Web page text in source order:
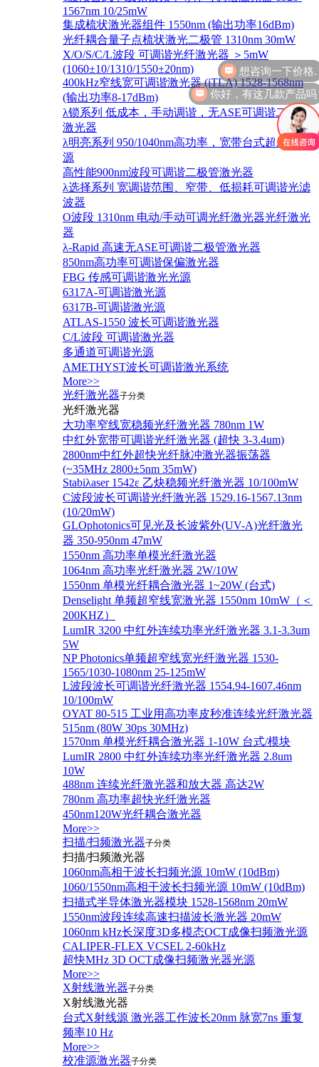
1567nm 10/25mW
集成梳状激光器组件 1550nm (输出功率16dBm)
光纤耦合量子点梳状激光二极管 1310nm 30mW
X/O/S/C/L波段 可调谐光纤激光器 ＞5mW
(1060±10/1310/1550±20nm)
400kHz窄线宽可调谐激光器 (iTLA) 1528-1568nm
(输出功率8-17dBm)
λ锁系列 低成本，手动调谐，无ASE可调谐二极管
激光器
λ明亮系列 950/1040nm高功率，宽带台式超发光光
源
高性能900nm波段可调谐二极管激光器
λ选择系列 宽调谐范围、窄带、低损耗可调谐光滤
波器
O波段 1310nm 电动/手动可调光纤激光器光纤激光
器
λ-Rapid 高速无ASE可调谐二极管激光器
850nm高功率可调谐保偏激光器
FBG 传感可调谐激光光源
6317A-可调谐激光源
6317B-可调谐激光源
ATLAS-1550 波长可调谐激光器
C/L波段 可调谐激光器
多通道可调谐光源
AMETHYST波长可调谐激光系统
More>>
光纤激光器子分类
光纤激光器
大功率窄线宽稳频光纤激光器 780nm 1W
中红外宽带可调谐光纤激光器 (超快 3-3.4um)
2800nm中红外超快光纤脉冲激光器振荡器
(~35MHz 2800±5nm 35mW)
Stabiλaser 1542ε 乙炔稳频光纤激光器 10/100mW
C波段波长可调谐光纤激光器 1529.16-1567.13nm
(10/20mW)
GLOphotonics可见光及长波紫外(UV-A)光纤激光
器 350-950nm 47mW
1550nm 高功率单模光纤激光器
1064nm 高功率光纤激光器 2W/10W
1550nm 单模光纤耦合激光器 1~20W (台式)
Denselight 单频超窄线宽激光器 1550nm 10mW（＜
200KHZ）
LumIR 3200 中红外连续功率光纤激光器 3.1-3.3um
5W
NP Photonics单频超窄线宽光纤激光器 1530-
1565/1030-1080nm 25-125mW
L波段波长可调谐光纤激光器 1554.94-1607.46nm
10/100mW
OYAT 80-515 工业用高功率皮秒准连续光纤激光器
515nm (80W 30ps 30MHz)
1570nm 单模光纤耦合激光器 1-10W 台式/模块
LumIR 2800 中红外连续功率光纤激光器 2.8um
10W
488nm 连续光纤激光器和放大器 高达2W
780nm 高功率超快光纤激光器
450nm120W光纤耦合激光器
More>>
扫描/扫频激光器子分类
扫描/扫频激光器
1060nm高相干波长扫频光源 10mW (10dBm)
1060/1550nm高相干波长扫频光源 10mW (10dBm)
扫描式半导体激光器模块 1528-1568nm 20mW
1550nm波段连续高速扫描波长激光器 20mW
1060nm kHz长深度3D多模态OCT成像扫频激光源
CALIPER-FLEX VCSEL 2-60kHz
超快MHz 3D OCT成像扫频激光器光源
More>>
X射线激光器子分类
X射线激光器
台式X射线源 激光器工作波长20nm 脉宽7ns 重复
频率10 Hz
More>>
校准源激光器子分类
你好，有这几款产品吗